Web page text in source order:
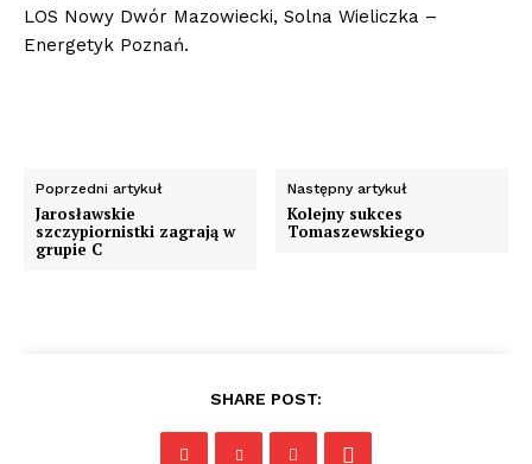
LOS Nowy Dwór Mazowiecki, Solna Wieliczka –
Energetyk Poznań.
Poprzedni artykuł
Jarosławskie
szczypiornistki zagrają w
grupie C
Następny artykuł
Kolejny sukces
Tomaszewskiego
SHARE POST: